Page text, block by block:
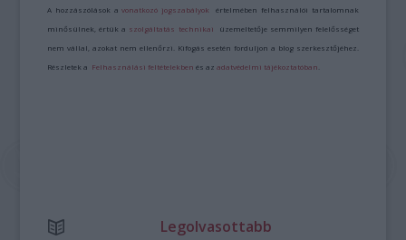
A hozzászólások avonatkozó jogszabályok értelmében felhasználói tartalomnak
minősülnek, értük a szolgáltatás technikai üzemeltetője semmilyen felelősséget
nem vállal, azokat nem ellenőrzi. Kifogás esetén forduljon a blog szerkesztőjéhez.
Részletek a Felhasználási feltételekben és azadatvédelmi tájékoztatóban
Legolvasottabb